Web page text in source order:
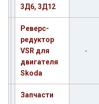
3Д6, 3Д12
Реверс-
редуктор
VSR для
двигателя
Skoda
-
Запчасти